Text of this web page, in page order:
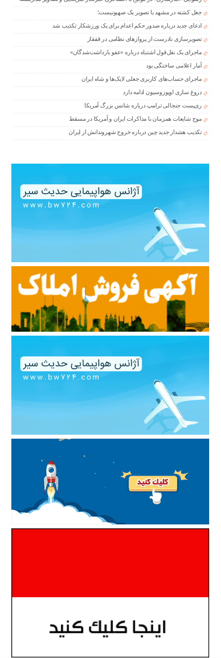
جعل کشته در مشهد با تصویر یک صهیونیست؛
ادعای جدید درباره صدور حکم اعدام برای یک ورزشکار تکذیب شد
تصویرسازی نادرست از پروازهای نظامی در قفقاز
ماجرای یک نقل‌قول اشتباه درباره «عفو بازداشت‌شدگان»
آمار اعلامی ساختگی بود
ماجرای حساب‌های کاربری جعلی لایک‌ها و شاه ایران
دروغ سازی اوپوزوسیون ادامه دارد
ری‌پست جنجالی ترامپ درباره شانس بزرگ آمریکا
موج شایعات همزمان با مذاکرات ایران و آمریکا در مسقط
تکذیب هشدار جدید چین درباره خروج شهروندانش از ایران